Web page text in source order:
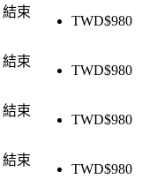
結束
TWD$980
結束
TWD$980
結束
TWD$980
結束
TWD$980